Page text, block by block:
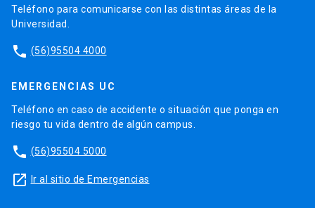
Teléfono para comunicarse con las distintas áreas de la
Universidad.
phone (56)95504 4000
EMERGENCIAS UC
Teléfono en caso de accidente o situación que ponga en
riesgo tu vida dentro de algún campus.
phone (56)95504 5000
launch Ir al sitio de Emergencias